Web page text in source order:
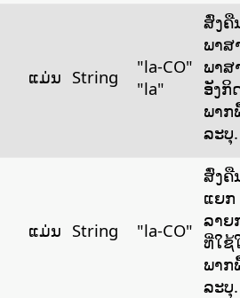
ແມ່ນ String
"la-CO"
"la"
ສົ່ງຄື
ພາສ
ພາສ
ອັງກິ
ພາກ
ລະບຸ.
ແມ່ນ String "la-CO"
ສົ່ງຄື
ແຍກ
ລາຍ
ທີ່ໃຊ້
ພາກ
ລະບຸ.